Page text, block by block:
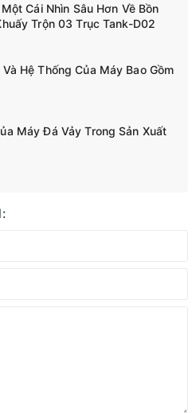
Cái Nhìn Sâu Hơn Về Bồn
Trộn 03 Trục Tank-D02
Hệ Thống Của Máy Bao Gồm
Máy Đá Vảy Trong Sản Xuất